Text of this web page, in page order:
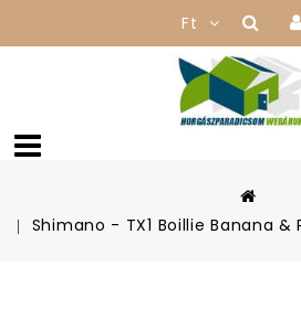
Ft
Shimano - TX1 Boillie Banana